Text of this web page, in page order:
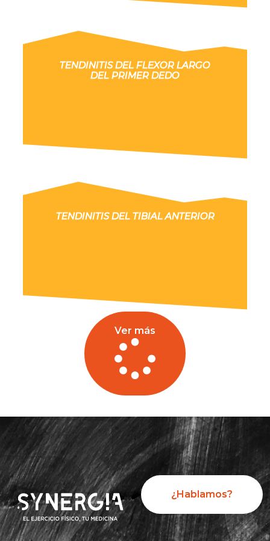
TENDINITIS DEL FLEXOR LARGO
DEL PRIMER DEDO
TENDINITIS DEL TIBIAL ANTERIOR
Ver más
¿Hablamos?